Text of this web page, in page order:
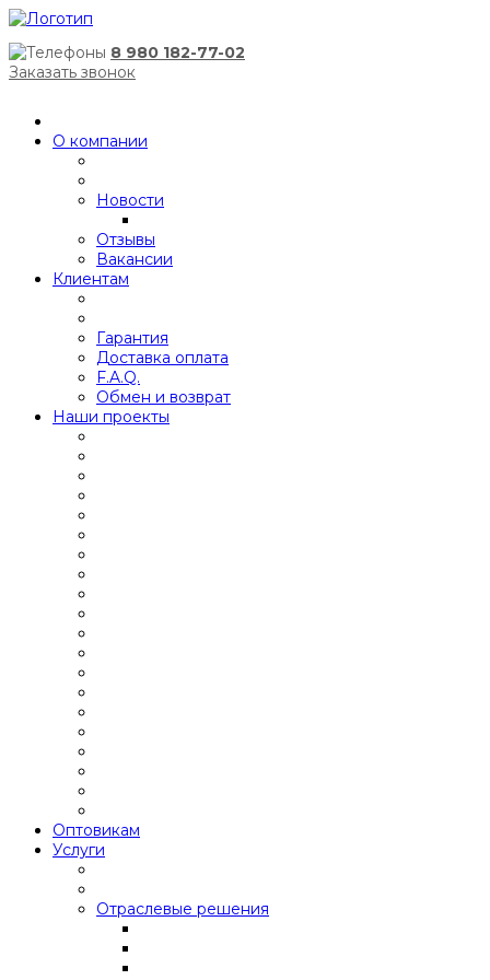
8 980 182-77-02
Заказать звонок
О компании
Новости
Отзывы
Вакансии
Клиентам
Гарантия
Доставка оплата
F.A.Q.
Обмен и возврат
Наши проекты
Оптовикам
Услуги
Отраслевые решения